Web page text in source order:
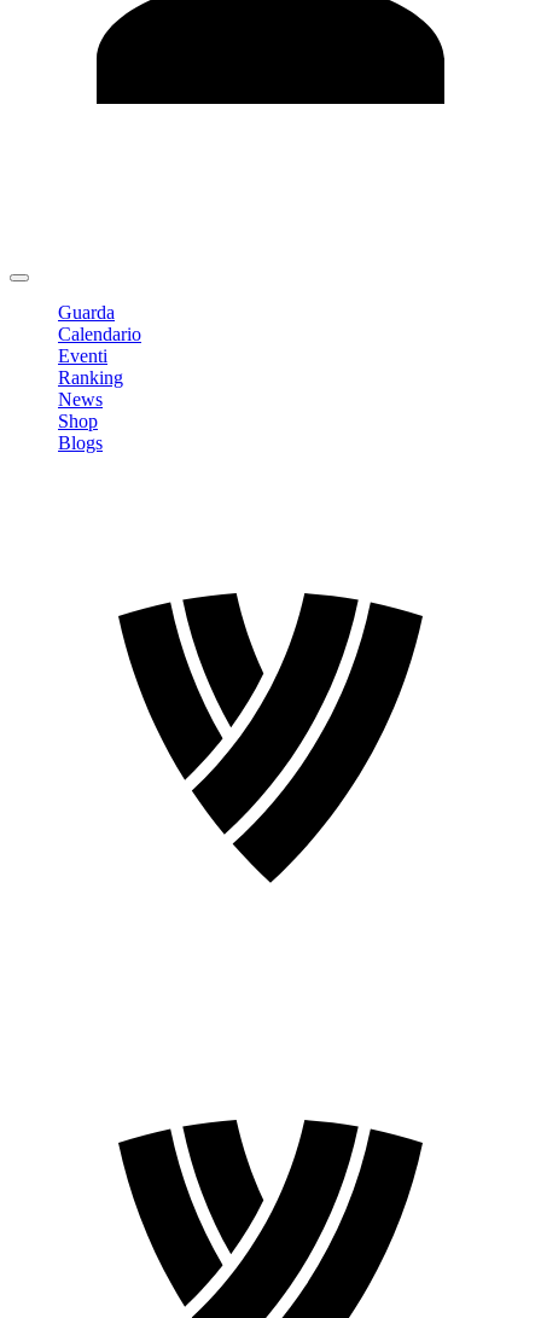
Guarda
Calendario
Eventi
Ranking
News
Shop
Blogs